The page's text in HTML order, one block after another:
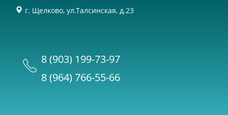
г. Щелково, ул.Талсинская, д.23
8 (903) 199-73-97
8 (964) 766-55-66